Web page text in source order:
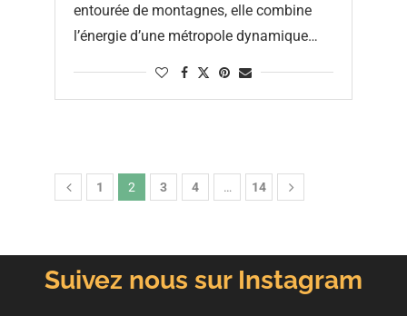
entourée de montagnes, elle combine
l’énergie d’une métropole dynamique
1 2 3 4 … 14
Suivez nous sur Instagram